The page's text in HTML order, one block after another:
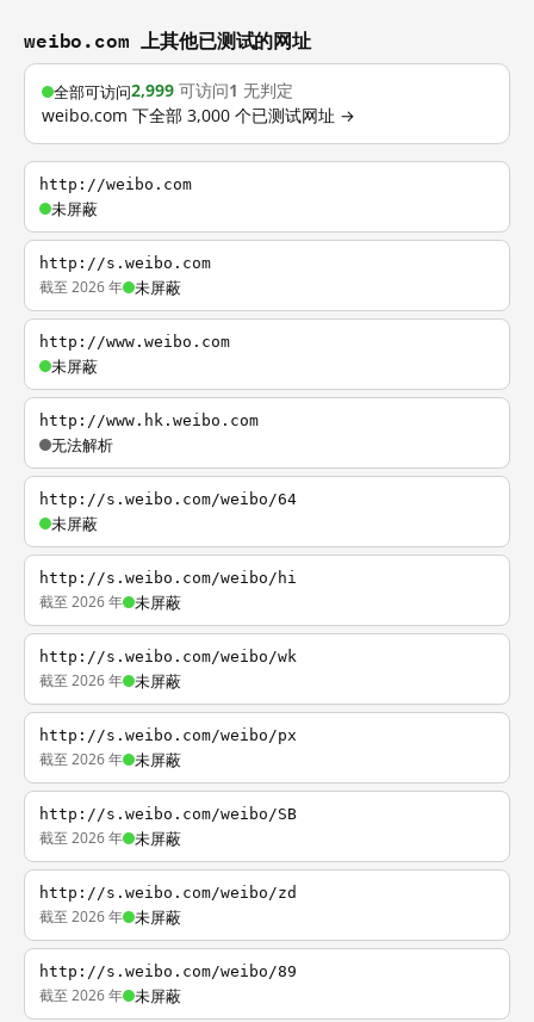
weibo.com 上其他已测试的网址
全部可访问2,999 可访问1 无判定
weibo.com 下全部 3,000 个已测试网址 →
http://weibo.com
未屏蔽
http://s.weibo.com
截至 2026 年 未屏蔽
http://www.weibo.com
未屏蔽
http://www.hk.weibo.com
无法解析
http://s.weibo.com/weibo/64
未屏蔽
http://s.weibo.com/weibo/hi
截至 2026 年 未屏蔽
http://s.weibo.com/weibo/wk
截至 2026 年 未屏蔽
http://s.weibo.com/weibo/px
截至 2026 年 未屏蔽
http://s.weibo.com/weibo/SB
截至 2026 年 未屏蔽
http://s.weibo.com/weibo/zd
截至 2026 年 未屏蔽
http://s.weibo.com/weibo/89
截至 2026 年 未屏蔽